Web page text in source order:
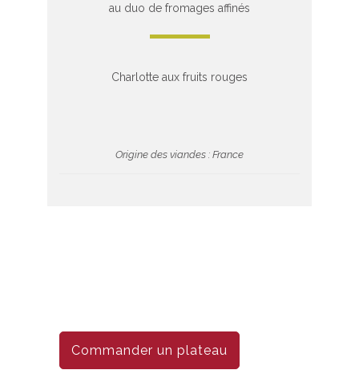
au duo de fromages affinés
Charlotte aux fruits rouges
Origine des viandes : France
Commander un plateau